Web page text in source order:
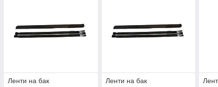
Ленти на бак Ленти на бак